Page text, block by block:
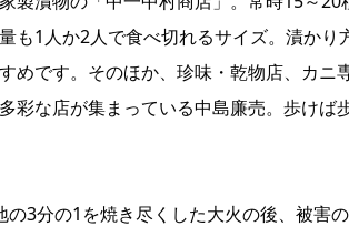
も1人か2人で食べ切れるサイズ。漬かり
めです。そのほか、珍味・乾物店、カニ
彩な店が集まっている中島廉売。歩けば
3分の1を焼き尽くした大火の後、被害